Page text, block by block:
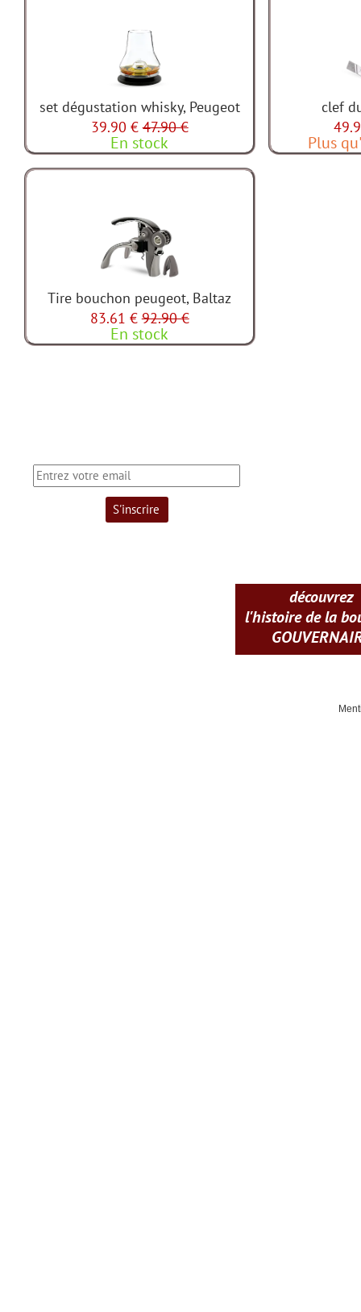
découvrez
l'histoire de la
set dégustation whisky, Peugeot
39.90 € 47.90 €
En stock
clef
Plus
Tire bouchon peugeot, Baltaz
83.61 € 92.90 €
En stock